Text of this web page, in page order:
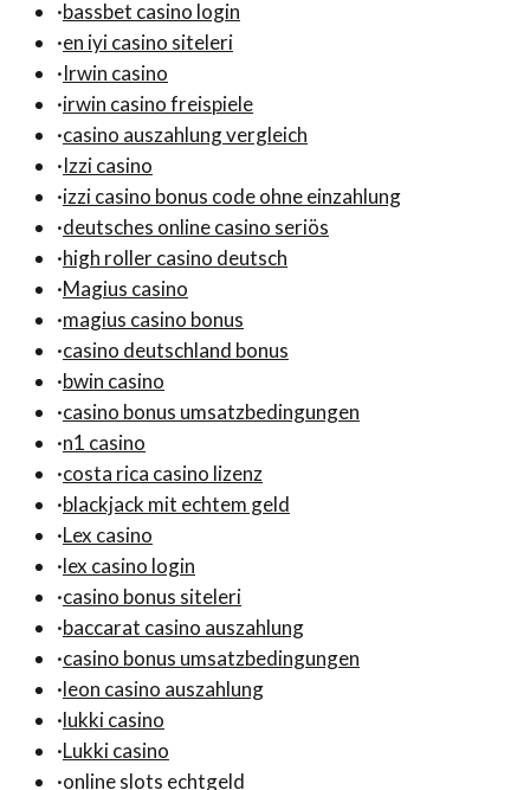
·bassbet casino login
·en iyi casino siteleri
·Irwin casino
·irwin casino freispiele
·casino auszahlung vergleich
·Izzi casino
·izzi casino bonus code ohne einzahlung
·deutsches online casino seriös
·high roller casino deutsch
·Magius casino
·magius casino bonus
·casino deutschland bonus
·bwin casino
·casino bonus umsatzbedingungen
·n1 casino
·costa rica casino lizenz
·blackjack mit echtem geld
·Lex casino
·lex casino login
·casino bonus siteleri
·baccarat casino auszahlung
·casino bonus umsatzbedingungen
·leon casino auszahlung
·lukki casino
·Lukki casino
·online slots echtgeld